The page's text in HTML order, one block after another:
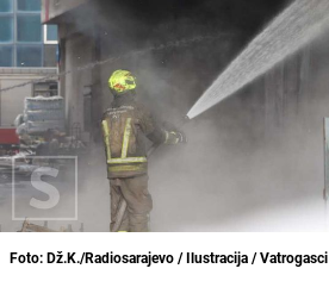
Foto: Dž.K./Radiosarajevo / Ilustracija / Vatrogasci